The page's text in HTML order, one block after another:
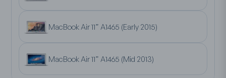
MacBook Air 11” A1465 (Early 2015)
MacBook Air 11” A1465 (Mid 2013)